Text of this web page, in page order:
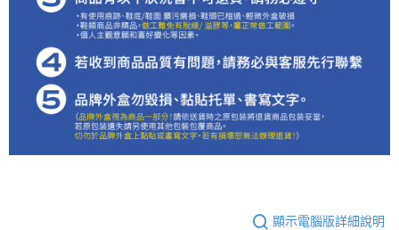
顯示電腦版詳細說明